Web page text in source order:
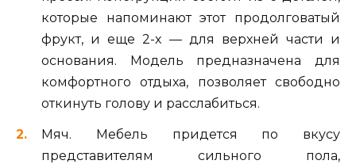
которые напоминают этот продолговатый
фрукт, и еще 2-х — для верхней части и
основания. Модель предназначена для
комфортного отдыха, позволяет свободно
откинуть голову и расслабиться.
Мяч. Мебель придется по вкусу
представителям сильного пола,